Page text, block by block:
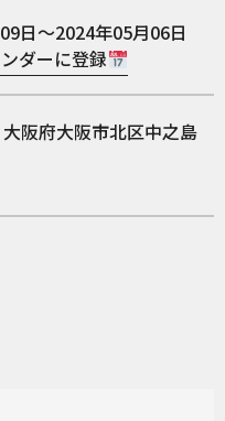
日～2024年05月06日
ダーに登録
大阪府大阪市北区中之島